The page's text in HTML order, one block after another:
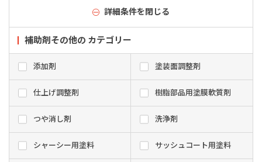
詳細条件を閉じる
補助剤その他の カテゴリー
添加剤 塗装面調整剤
仕上げ調整剤 樹脂部品用塗膜軟質剤
つや消し剤 洗浄剤
シャーシー用塗料 サッシュコート用塗料